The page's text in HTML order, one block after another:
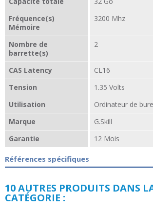
Fréquence(s)
Mémoire
3200 Mhz
Nombre de
barrette(s)
2
CAS Latency
CL16
Tension
1.35 Volts
Utilisation
Ordinateur de
Marque
G.Skill
Garantie
12 Mois
Références spécifiques
10 AUTRES PRODUITS DANS
CATÉGORIE :